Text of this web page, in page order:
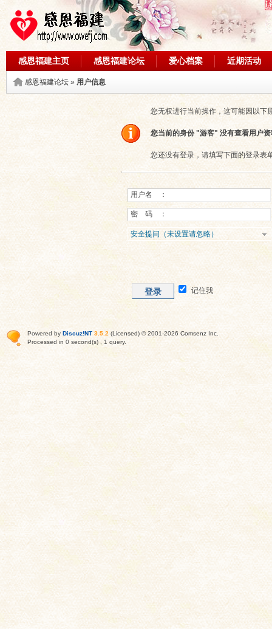
感恩福建主页 感恩福建论坛 爱心档案 近期活动
论坛搜索
感恩福建论坛 » 用户信息
您无权进行当前操作，这可能因以下
您当前的身份 "游客" 没有查看用户
您还没有登录，请填写下面的登录表
用户名 ：
密 码 ：
安全提问（未设置请忽略）
登录 记住我
Powered by Discuz!NT 3.5.2 (Licensed) © 2001-2026 Comsenz Inc
Processed in 0 second(s) , 1 query.